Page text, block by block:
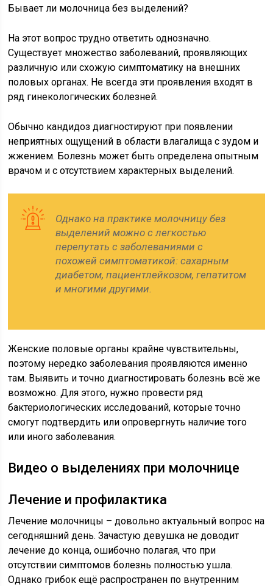
Бывает ли молочница без выделений?
На этот вопрос трудно ответить однозначно.
Существует множество заболеваний, проявляющих
различную или схожую симптоматику на внешних
половых органах. Не всегда эти проявления входят в
ряд гинекологических болезней.
Обычно кандидоз диагностируют при появлении
неприятных ощущений в области влагалища с зудом и
жжением. Болезнь может быть определена опытным
врачом и с отсутствием характерных выделений.
Однако на практике молочницу без
выделений можно с легкостью
перепутать с заболеваниями с
похожей симптоматикой: сахарным
диабетом, пациентлейкозом, гепатитом
и многими другими.
Женские половые органы крайне чувствительны,
поэтому нередко заболевания проявляются именно
там. Выявить и точно диагностировать болезнь всё же
возможно. Для этого, нужно провести ряд
бактериологических исследований, которые точно
смогут подтвердить или опровергнуть наличие того
или иного заболевания.
Видео о выделениях при молочнице
Лечение и профилактика
Лечение молочницы – довольно актуальный вопрос на
сегодняшний день. Зачастую девушка не доводит
лечение до конца, ошибочно полагая, что при
отсутствии симптомов болезнь полностью ушла.
Однако грибок ещё распространен по внутренним